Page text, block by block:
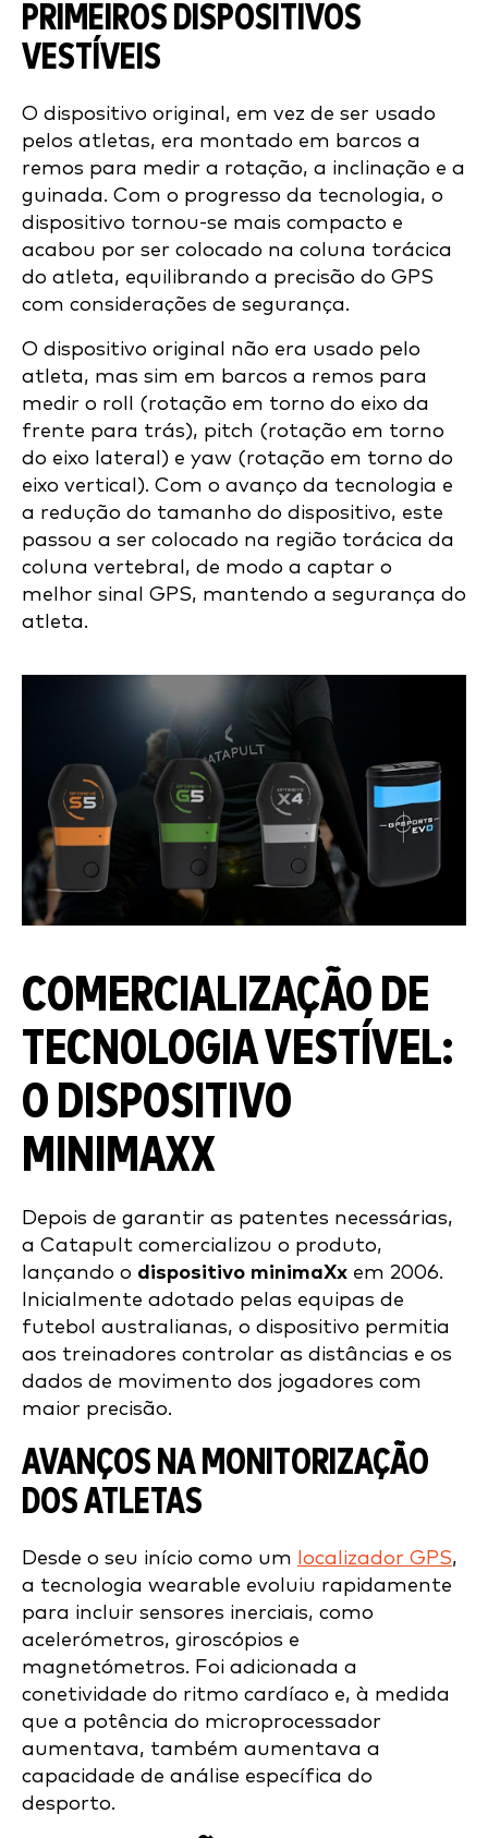
PRIMEIROS DISPOSITIVOS
VESTÍVEIS
O dispositivo original, em vez de ser usado
pelos atletas, era montado em barcos a
remos para medir a rotação, a inclinação e a
guinada. Com o progresso da tecnologia, o
dispositivo tornou-se mais compacto e
acabou por ser colocado na coluna torácica
do atleta, equilibrando a precisão do GPS
com considerações de segurança.
O dispositivo original não era usado pelo
atleta, mas sim em barcos a remos para
medir o roll (rotação em torno do eixo da
frente para trás), pitch (rotação em torno
do eixo lateral) e yaw (rotação em torno do
eixo vertical). Com o avanço da tecnologia e
a redução do tamanho do dispositivo, este
passou a ser colocado na região torácica da
coluna vertebral, de modo a captar o
melhor sinal GPS, mantendo a segurança do
atleta.
COMERCIALIZAÇÃO DE
TECNOLOGIA VESTÍVEL:
O DISPOSITIVO
MINIMAXX
Depois de garantir as patentes necessárias,
a Catapult comercializou o produto,
lançando o dispositivo minimaXx em 2006.
Inicialmente adotado pelas equipas de
futebol australianas, o dispositivo permitia
aos treinadores controlar as distâncias e os
dados de movimento dos jogadores com
maior precisão.
AVANÇOS NA MONITORIZAÇÃO
DOS ATLETAS
Desde o seu início como um localizador GPS,
a tecnologia wearable evoluiu rapidamente
para incluir sensores inerciais, como
acelerómetros, giroscópios e
magnetómetros. Foi adicionada a
conetividade do ritmo cardíaco e, à medida
que a potência do microprocessador
aumentava, também aumentava a
capacidade de análise específica do
desporto.